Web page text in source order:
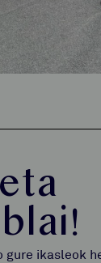
gure ikasleok